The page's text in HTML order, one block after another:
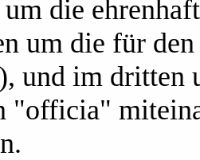
um die
um die für
und im dritten
"officia"